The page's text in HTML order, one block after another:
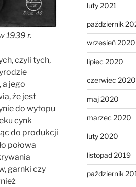
1939 r.
czyli tych,
a jego
że jest
do wytopu
cynk
do produkcji
połowa
garnki czy
luty 2021
październik
wrzesień 2020
lipiec 2020
czerwiec 2020
maj 2020
marzec 2020
luty 2020
listopad 2019
październik